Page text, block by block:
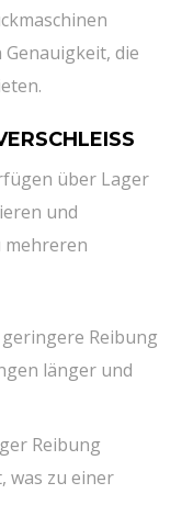
die
über Lager
und
mehreren
Reibung
länger und
Reibung
was zu einer